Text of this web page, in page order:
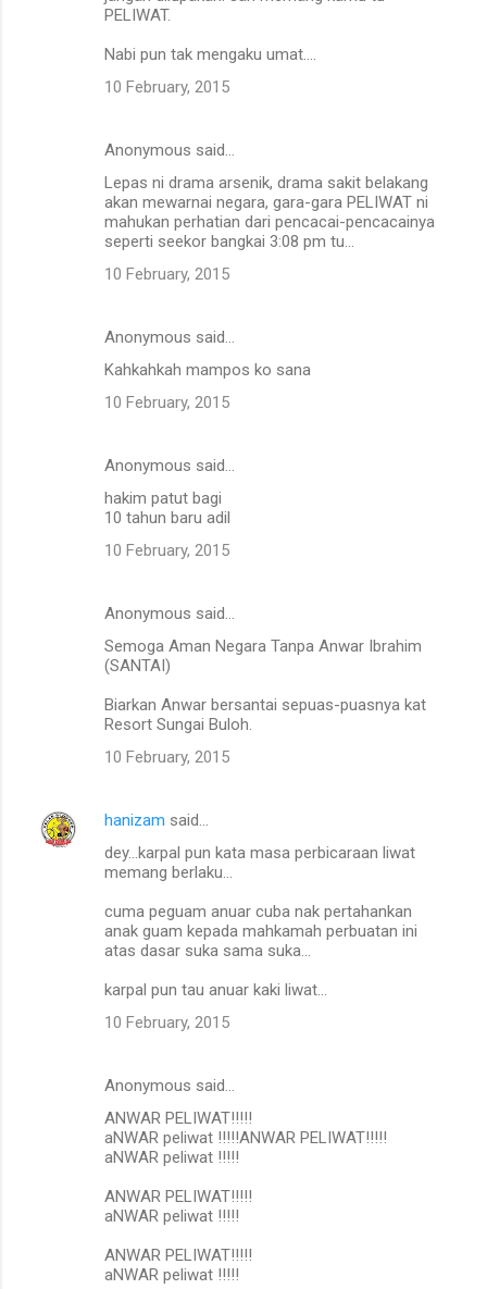
PELIWAT.
Nabi pun tak mengaku umat....
10 February, 2015
Anonymous said…
Lepas ni drama arsenik, drama sakit belakang
akan mewarnai negara, gara-gara PELIWAT ni
mahukan perhatian dari pencacai-pencacainya
seperti seekor bangkai 3:08 pm tu...
10 February, 2015
Anonymous said…
Kahkahkah mampos ko sana
10 February, 2015
Anonymous said…
hakim patut bagi
10 tahun baru adil
10 February, 2015
Anonymous said…
Semoga Aman Negara Tanpa Anwar Ibrahim
(SANTAI)
Biarkan Anwar bersantai sepuas-puasnya kat
Resort Sungai Buloh.
10 February, 2015
hanizam said…
dey...karpal pun kata masa perbicaraan liwat
memang berlaku...
cuma peguam anuar cuba nak pertahankan
anak guam kepada mahkamah perbuatan ini
atas dasar suka sama suka...
karpal pun tau anuar kaki liwat...
10 February, 2015
Anonymous said…
ANWAR PELIWAT!!!!!
aNWAR peliwat !!!!!ANWAR PELIWAT!!!!!
aNWAR peliwat !!!!!
ANWAR PELIWAT!!!!!
aNWAR peliwat !!!!!
ANWAR PELIWAT!!!!!
aNWAR peliwat !!!!!